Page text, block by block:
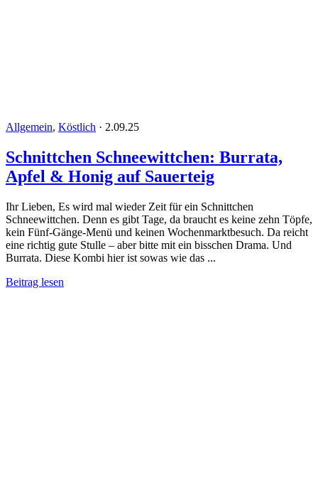
Allgemein, Köstlich · 2.09.25
Schnittchen Schneewittchen: Burrata,
Apfel & Honig auf Sauerteig
Ihr Lieben, Es wird mal wieder Zeit für ein Schnittchen
Schneewittchen. Denn es gibt Tage, da braucht es keine zehn Töpfe,
kein Fünf-Gänge-Menü und keinen Wochenmarktbesuch. Da reicht
eine richtig gute Stulle – aber bitte mit ein bisschen Drama. Und
Burrata. Diese Kombi hier ist sowas wie das ...
Beitrag lesen